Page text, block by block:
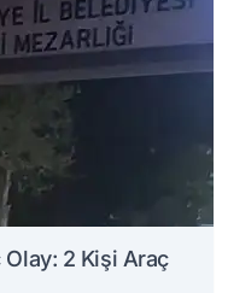
Olay: 2 Kişi Araç